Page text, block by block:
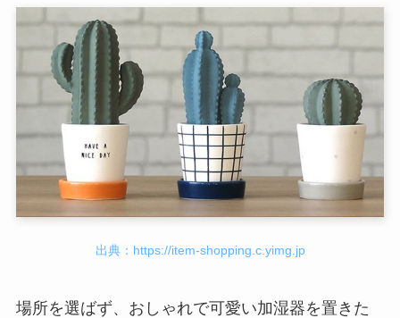
出典：https://item-shopping.c.yimg.jp
場所を選ばず、おしゃれで可愛い加湿器を置きた